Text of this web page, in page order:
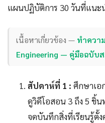
แผนปฏิบัติการ 30 วันที่แนะ
เนื้อหาเกี่ยวข้อง — ทำควา
Engineering — คู่มือฉบับ
สัปดาห์ที่ 1 : ศึกษาเอ
ดูวิดีโอสอน 3 ถึง 5 ชิ้
จดบันทึกสิ่งที่เรียนรู้ตั้ง